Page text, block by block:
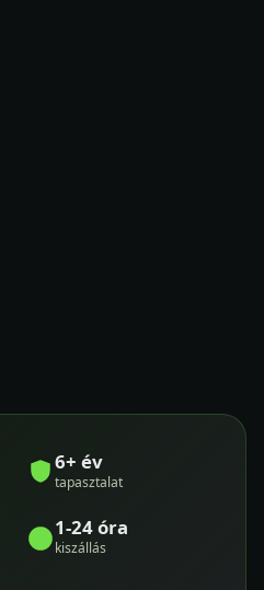
6+ év
tapasztalat
1-24 óra
kiszállás